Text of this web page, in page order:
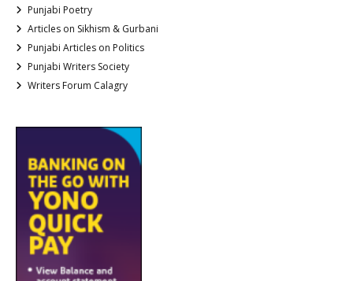
Punjabi Poetry
Articles on Sikhism & Gurbani
Punjabi Articles on Politics
Punjabi Writers Society
Writers Forum Calagry